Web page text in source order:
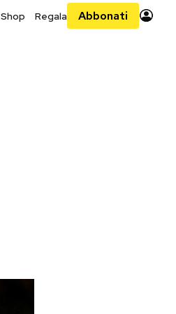
Shop Regala Abbonati